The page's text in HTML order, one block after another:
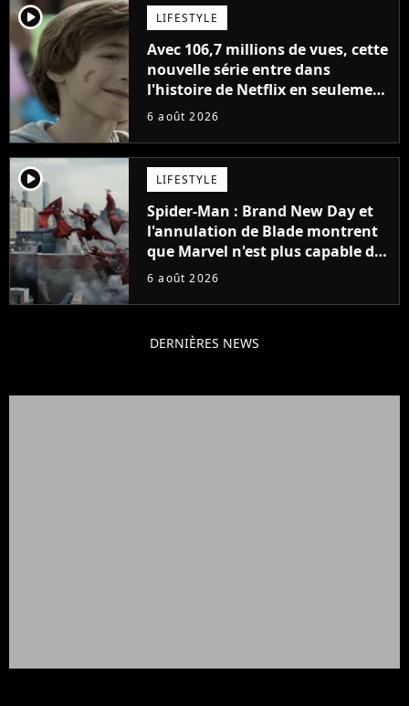
player2 LIFESTYLE
Avec 106,7 millions de vues, cette
nouvelle série entre dans
l'histoire de Netflix en seulement
48 jours
6 août 2026
player2 LIFESTYLE
Spider-Man : Brand New Day et
l'annulation de Blade montrent
que Marvel n'est plus capable de
faire quoi que ce soit de simple
6 août 2026
DERNIÈRES NEWS